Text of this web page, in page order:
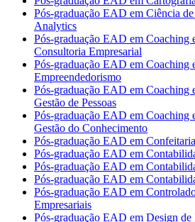
Pós-graduação EAD em Ciência
Analytics
Pós-graduação EAD em Coaching
Consultoria Empresarial
Pós-graduação EAD em Coaching
Empreendedorismo
Pós-graduação EAD em Coaching
Gestão de Pessoas
Pós-graduação EAD em Coaching
Gestão do Conhecimento
Pós-graduação EAD em
Pós-graduação EAD em
Pós-graduação EAD em
Pós-graduação EAD em
Pós-graduação EAD em
Empresariais
Pós-graduação EAD em Design